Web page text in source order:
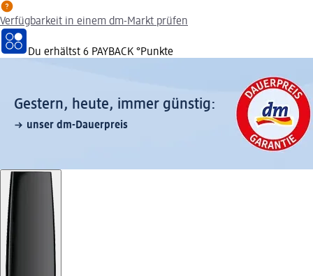
Verfügbarkeit in einem dm-Markt prüfen
Du erhältst 6 PAYBACK °Punkte
Gestern, heute, immer günstig:
unser dm-Dauerpreis